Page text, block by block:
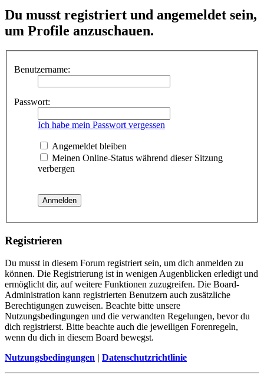
Du musst registriert und angemeldet sein,
um Profile anzuschauen.
Benutzername:
Passwort:
Ich habe mein Passwort vergessen
Angemeldet bleiben
Meinen Online-Status während dieser Sitzung
verbergen
Registrieren
Du musst in diesem Forum registriert sein, um dich anmelden zu
können. Die Registrierung ist in wenigen Augenblicken erledigt und
ermöglicht dir, auf weitere Funktionen zuzugreifen. Die Board-
Administration kann registrierten Benutzern auch zusätzliche
Berechtigungen zuweisen. Beachte bitte unsere
Nutzungsbedingungen und die verwandten Regelungen, bevor du
dich registrierst. Bitte beachte auch die jeweiligen Forenregeln,
wenn du dich in diesem Board bewegst.
Nutzungsbedingungen | Datenschutzrichtlinie